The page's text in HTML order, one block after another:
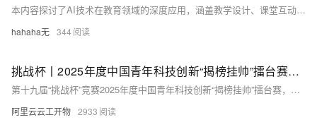
本内容探讨了AI技术在教育领域的深度应用，涵盖教学设计、课堂互动、科研赋能、教学管理和伦理实践五大方面。从智能备课到动态学情分析，从跨学科创新到自动化评估，展示了AI如何优化教育全流程。同时强调数据安全与算法公平性，确保技术发展不偏离教育本质。最后指出，在AGI时代，学习AI大模型不仅是为了适应技术浪潮，更是为了填补400万人才缺口，成为高薪“AI+”岗位的抢手人才。教育的目标已转变为培养驾驭AI的思考者，而不仅仅局限于竞争者角色。
hahaha无 344
挑战杯丨2025年度中国青年科技创新“揭榜挂帅”擂台赛阿里云榜题发布！用AI助力乡村振兴丨云工开物
第十九届“挑战杯”竞赛2025年度中国青年科技创新“揭榜挂帅”擂台赛，由阿里巴巴公益、阿里云等主办。赛事以AI技术助力乡村振兴为主题，鼓励高校师生设计长虹乡特色文创产品、农特产品包装等。作品需紧扣开化特色。评选标准涵盖创意、文化呈现和技术应用等方面。比赛设擂主奖及多项奖项。报名截止至2025年6月30日，作品提交截止至8月15日。
阿里云云工开物 2933